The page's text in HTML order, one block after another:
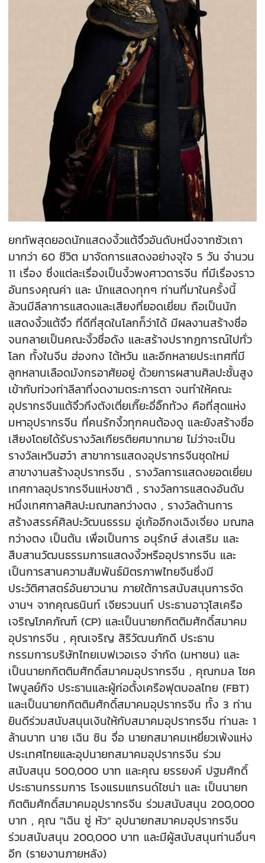
ยกทัพสุดยอดนักแสดงงิ้วแต้จิ๋วอันดับหนึ่งจากซัวเถา
มากว่า 60 ชีวิต มาจัดการแสดงอย่างจุใจ 5 วัน จำนวน
11 เรื่อง ซึ่งแต่ละเรื่องเป็นงิ้วพงศาวดารจีน ที่มีเรื่องราว
อันทรงคุณค่า และ นักแสดงทุกๆ ท่านที่มาในครั้งนี้
ล้วนมีลีลาการแสดงและเสียงที่ยอดเยี่ยม ถือเป็นนัก
แสดงงิ้วแต้จิ๋ว ที่ดีที่สุดในโลกก็ว่าได้ มีผลงานสร้างชื่อ
จนกลายเป็นคณะงิ้วชื่อดัง และสร้างปรากฏการณ์ไปทั่ว
โลก ทั้งในจีน ฮ่องกง ไต้หวัน และอีกหลายประเทศที่มี
ลูกหลานเลือดมังกรอาศัยอยู่ ด้วยการผสานศิลปะชั้นสูง
เข้ากับท่วงท่าลีลาที่งดงามตระการตา จนทำให้คณะ
อุปรากรจีนแต้จิ๋วกึงตังเตี่ยเกี๊ยะอี่อิ๊กท้วง คือที่สุดแห่ง
มหาอุปรากรจีน ที่คนรักงิ้วทุกคนต้องดู และยังสร้างชื่อ
เสียงโดยได้รับรางวัลเกียรติยศมากมาย ไม่ว่าจะเป็น
รางวัลเหวินฮว๋า สาขาการแสดงอุปรากรจีนชุดใหม่
สาขางานสร้างอุปรากรจีน , รางวัลการแสดงยอดเยี่ยม
เทศกาลอุปรากรจีนแห่งชาติ , รางวัลการแสดงอันดับ
หนึ่งเทศกาลศิลปะมณฑลกว่างตง , รางวัลด้านการ
สร้างสรรค์ศิลปะวัฒนธรรม อู่เก้ออีกงเฉิงเจี่ยง มณฑล
กว่างตง เป็นต้น เพื่อเป็นการ อนุรักษ์ ส่งเสริม และ
สืบสานวัฒนธรรมการแสดงงิ้วหรืออุปรากรจีน และ
เป็นการสานความสัมพันธ์มิตรภาพไทยจีนซึ่งมี
ประวัติศาสตร์อันยาวนาน ภายใต้การสนับสนุนการจัด
งานฯ จากคุณธนินท์ เจียรวนนท์ ประธานอาวุโสเครือ
เจริญโภคภัณฑ์ (CP) และเป็นนายกกิตติมศักดิ์สมาคม
อุปรากรจีน , คุณเจริญ สิริวัฒนภักดี ประธาน
กรรมการบริษัทไทยเบฟเวอเรจ จำกัด (มหาชน) และ
เป็นนายกกิตติมศักดิ์สมาคมอุปรากรจีน , คุณกมล โชค
ไพบูลย์กิจ ประธานและผู้ก่อตั้งเครือฟุตบอลไทย (FBT)
และเป็นนายกกิตติมศักดิ์สมาคมอุปรากรจีน ทั้ง 3 ท่าน
ยินดีร่วมสนับสนุนเงินให้กับสมาคมอุปรากรจีน ท่านละ 1
ล้านบาท นาย เฉิน ซิน จื่อ นายกสมาคมเหยี่ยวเพ้งแห่ง
ประเทศไทยและอุปนายกสมาคมอุปรากรจีน ร่วม
สนับสนุน 500,000 บาท และคุณ ยรรยงค์ ปฐมศักดิ์
ประธานกรรมการ โรงแรมแกรนด์ไชน่า และ เป็นนายก
กิตติมศักดิ์สมาคมอุปรากรจีน ร่วมสนับสนุน 200,000
บาท , คุณ "เฉิน ซู่ หัว” อุปนายกสมาคมอุปรากรจีน
ร่วมสนับสนุน 200,000 บาท และมีผู้สนับสนุนท่านอื่นๆ
อีก (รายงานภายหลัง)